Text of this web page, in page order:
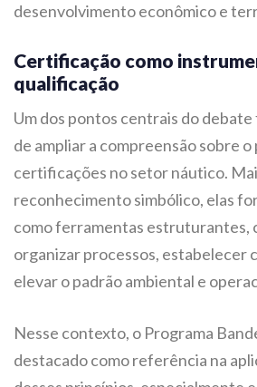
desenvolvimento econômico e
Certificação como
qualificação
Um dos pontos centrais do debate
de ampliar a compreensão sobre o
certificações no setor náutico.
reconhecimento simbólico, elas
como ferramentas estruturantes,
organizar processos, estabelecer
elevar o padrão ambiental e
Nesse contexto, o Programa
destacado como referência na